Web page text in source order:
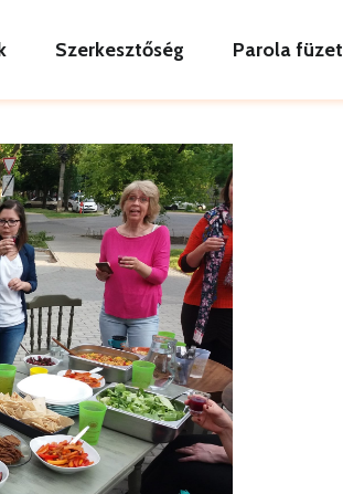
Szerkesztőség Parola